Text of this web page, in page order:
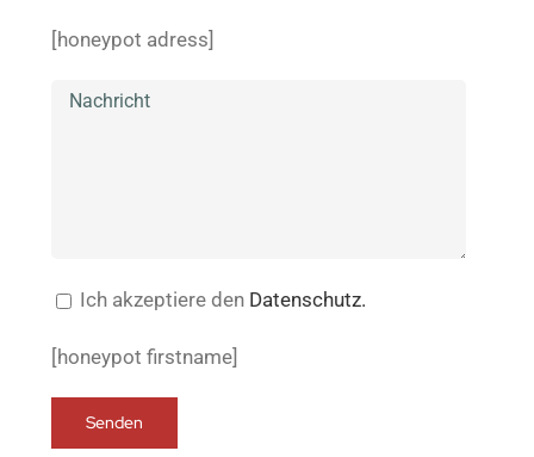
[honeypot adress]
Ich akzeptiere den Datenschutz.
[honeypot firstname]